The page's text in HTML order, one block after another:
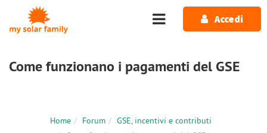
Salta al contenuto principale
Accedi
Come funzionano i pagamenti del GSE
Home Forum
GSE, incentivi e contributi